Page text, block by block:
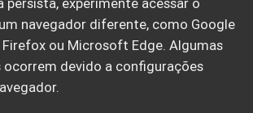
persista, experimente acessar o
navegador diferente, como Google
ou Microsoft Edge. Algumas
ocorrem devido a configurações